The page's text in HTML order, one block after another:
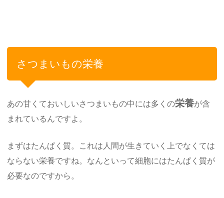
さつまいもの栄養
あの甘くておいしいさつまいもの中には多くの栄養が含
まれているんですよ。
まずはたんぱく質。これは人間が生きていく上でなくては
ならない栄養ですね。なんといって細胞にはたんぱく質が
必要なのですから。